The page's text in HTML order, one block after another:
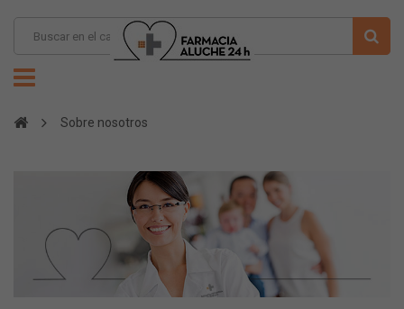
Sobre nosotros